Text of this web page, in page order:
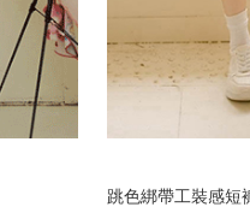
跳色綁帶工裝感短